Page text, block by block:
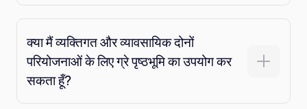
क्या मैं व्यक्तिगत और व्यावसायिक दोनों
परियोजनाओं के लिए ग्रे पृष्ठभूमि का उपयोग कर
सकता हूँ?